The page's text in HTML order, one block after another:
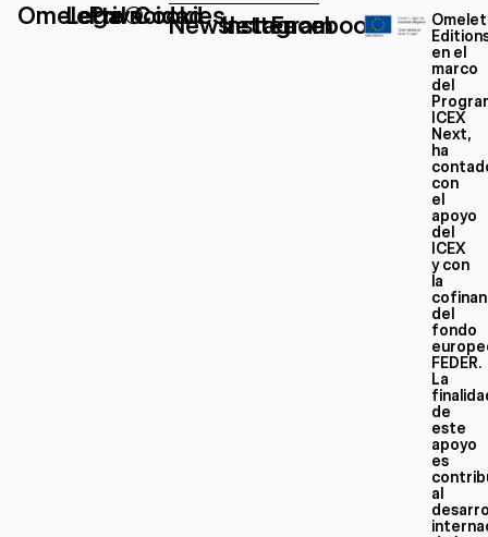
Omelette®
Legal
Privacidad
Cookies
Newsletter
Instagram
Facebook
en el
marco
del
ICEX
Next,
ha
con
el
apoyo
del
ICEX
y con
la
del
fondo
FEDER.
La
de
este
apoyo
es
al